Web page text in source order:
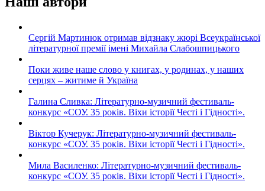
Сергій Мартинюк отримав відзнаку жюрі Всеукраїнської
літературної премії імені Михайла Слабошпицького
Поки живе наше слово у книгах, у родинах, у наших
серцях – житиме й Україна
Галина Сливка: Літературно-музичний фестиваль-
конкурс «СОУ. 35 років. Віхи історії Честі і Гідності».
Віктор Кучерук: Літературно-музичний фестиваль-
конкурс «СОУ. 35 років. Віхи історії Честі і Гідності».
Мила Василенко: Літературно-музичний фестиваль-
конкурс «СОУ. 35 років. Віхи історії Честі і Гідності».